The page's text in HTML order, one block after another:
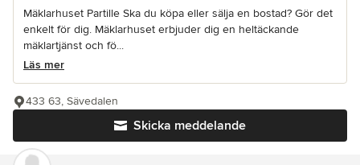
Mäklarhuset Partille Ska du köpa eller sälja en bostad? Gör det
enkelt för dig. Mäklarhuset erbjuder dig en heltäckande
mäklartjänst och fö...
Läs mer
Skicka meddelande
433 63, Sävedalen